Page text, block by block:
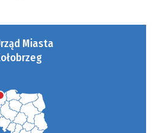
Miasta